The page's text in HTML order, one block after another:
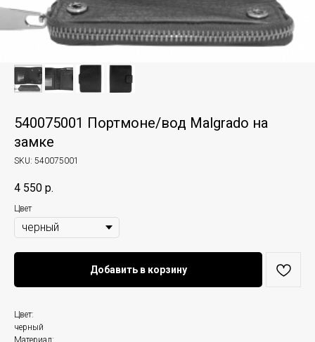
540075001 Портмоне/вод Malgrado на
замке
SKU: 540075001
4 550 р.
Цвет
Добавить в корзину
Цвет:
черный